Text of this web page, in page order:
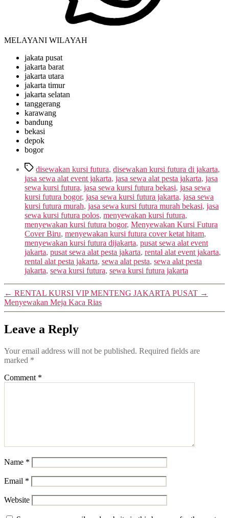
MELAYANI WILAYAH
jakata pusat
jakarta barat
jakarta utara
jakarta timur
jakarta selatan
tanggerang
karawang
bandung
bekasi
depok
bogor
Tagsdisewakan kursi futura, disewakan kursi futura di jakarta,
jasa sewa alat event jakarta, jasa sewa alat pesta jakarta, jasa
sewa kursi futura, jasa sewa kursi futura bekasi, jasa sewa
kursi futura bogor, jasa sewa kursi futura jakarta, jasa sewa
kursi futura murah, jasa sewa kursi futura murah bekasi, jasa
sewa kursi futura polos, menyewakan kursi futura,
menyewakan kursi futura bogor, Menyewakan Kursi Futura
Cover Biru, menyewakan kursi futura cover ketat hitam,
menyewakan kursi futura dijakarta, pusat sewa alat event
jakarta, pusat sewa alat pesta jakarta, rental alat event jakarta,
rental alat pesta jakarta, sewa alat pesta, sewa alat pesta
jakarta, sewa kursi futura, sewa kursi futura jakarta
← RENTAL KURSI VIP MENTENG JAKARTA PUSAT →
Menyewakan Meja Kaca Rias
Leave a Reply
Your email address will not be published. Required fields are
marked *
Comment *
Name *
Email *
Website